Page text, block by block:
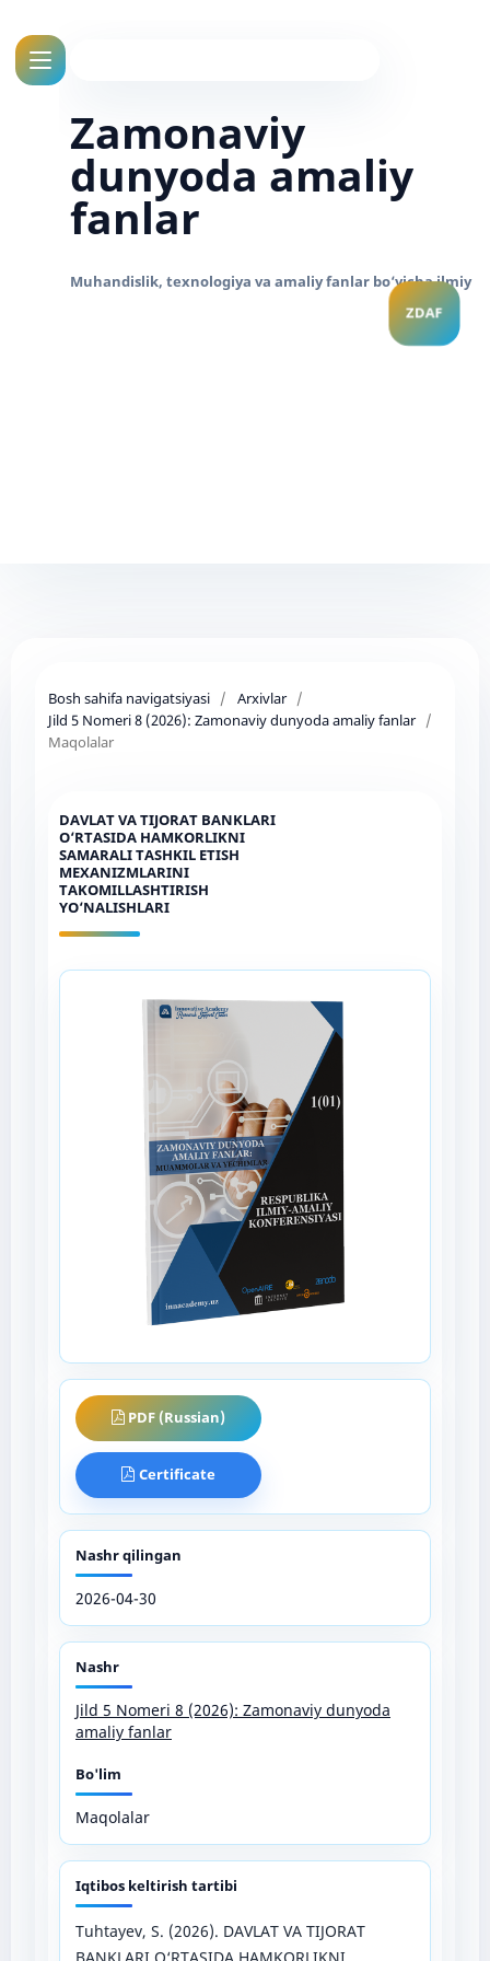
Zamonaviy
dunyoda amaliy
fanlar
Bosh sahifa navigatsiyasi / Arxivlar /
Jild 5 Nomeri 8 (2026): Zamonaviy dunyoda amaliy fanlar /
Maqolalar
DAVLAT VA TIJORAT BANKLARI
O‘RTASIDA HAMKORLIKNI
SAMARALI TASHKIL ETISH
MEXANIZMLARINI
TAKOMILLASHTIRISH
YO‘NALISHLARI
PDF (Russian)
Certificate
Nashr qilingan
2026-04-30
Nashr
Jild 5 Nomeri 8 (2026): Zamonaviy dunyoda
amaliy fanlar
Bo'lim
Maqolalar
Iqtibos keltirish tartibi
Tuhtayev, S. (2026). DAVLAT VA TIJORAT